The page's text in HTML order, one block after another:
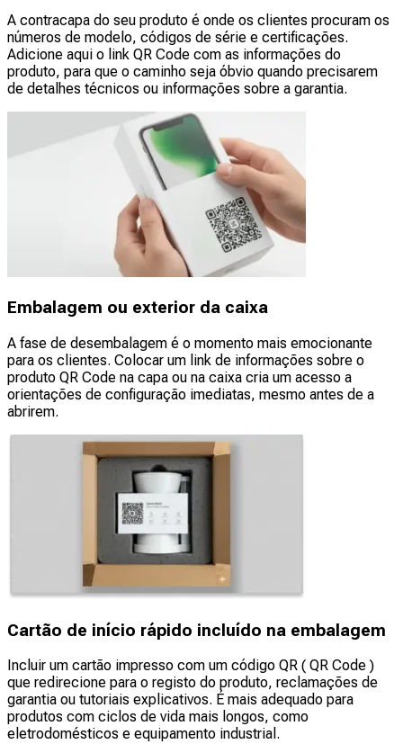
A contracapa do seu produto é onde os clientes procuram os
números de modelo, códigos de série e certificações.
Adicione aqui o link QR Code com as informações do
produto, para que o caminho seja óbvio quando precisarem
de detalhes técnicos ou informações sobre a garantia.
Embalagem ou exterior da caixa
A fase de desembalagem é o momento mais emocionante
para os clientes. Colocar um link de informações sobre o
produto QR Code na capa ou na caixa cria um acesso a
orientações de configuração imediatas, mesmo antes de a
abrirem.
Cartão de início rápido incluído na embalagem
Incluir um cartão impresso com um código QR ( QR Code )
que redirecione para o registo do produto, reclamações de
garantia ou tutoriais explicativos. É mais adequado para
produtos com ciclos de vida mais longos, como
eletrodomésticos e equipamento industrial.